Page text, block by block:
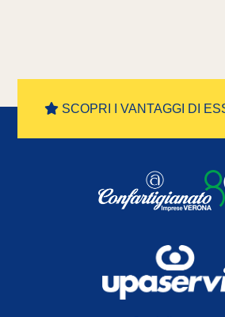
SCOPRI I VANTAGGI DI